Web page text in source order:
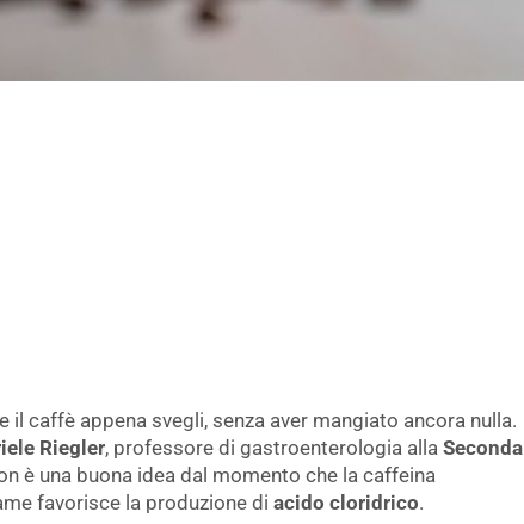
caffè appena svegli, senza aver mangiato ancora nulla.
Riegler, professore di gastroenterologia alla Seconda
è una buona idea dal momento che la caffeina
favorisce la produzione di acido cloridrico.